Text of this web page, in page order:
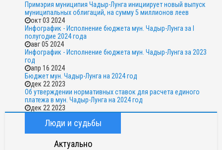
Примэрия муниципия Чадыр-Лунга инициирует новый выпуск
муниципальных облигаций, на сумму 5 миллионов леев
окт 03 2024
Инфографик - Исполнение бюджета мун. Чадыр-Лунга за I
полугодие 2024 года
авг 05 2024
Инфографик - Исполнение бюджета мун. Чадыр-Лунга за 2023
год
апр 16 2024
Бюджет мун. Чадыр-Лунга на 2024 год
дек 22 2023
Об утверждении нормативных ставок для расчета единого
платежа в мун. Чадыр-Лунга на 2024 год
дек 22 2023
Люди и судьбы
Актуально